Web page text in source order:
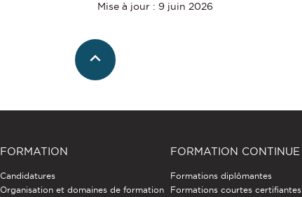
Mise à jour : 9 juin 2026
FORMATION
Candidatures
Organisation et domaines de formation
FORMATION CONTINUE
Formations diplômantes
Formations courtes certifiantes